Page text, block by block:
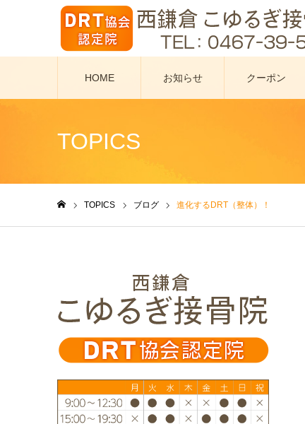
HOME お知らせ クーポン
TOPICS
TOPICS ブログ 進化するDRT（整体）！